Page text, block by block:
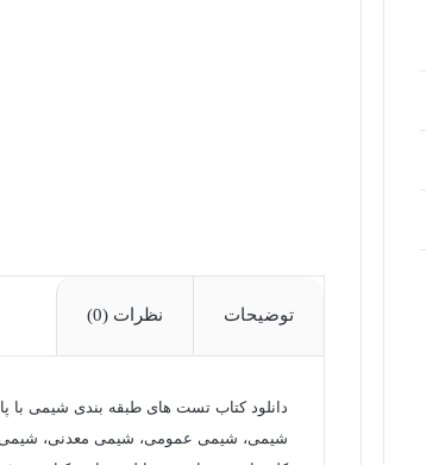
توضیحات نظرات (0)
شیمی، شیمی عمومی، شیمی معدنی، شیمی